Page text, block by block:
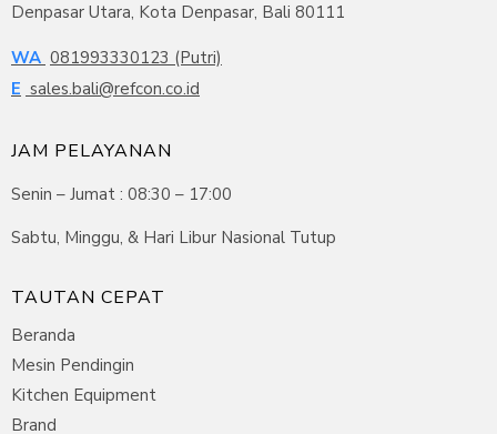
Denpasar Utara, Kota Denpasar, Bali 80111
WA 081993330123 (Putri)
E sales.bali@refcon.co.id
JAM PELAYANAN
Senin – Jumat : 08:30 – 17:00
Sabtu, Minggu, & Hari Libur Nasional Tutup
TAUTAN CEPAT
Beranda
Mesin Pendingin
Kitchen Equipment
Brand